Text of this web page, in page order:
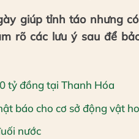
giúp tỉnh táo nhưng
rõ các lưu ý sau để
tỷ đồng tại Thanh Hóa
báo cho cơ sở động vật
nước